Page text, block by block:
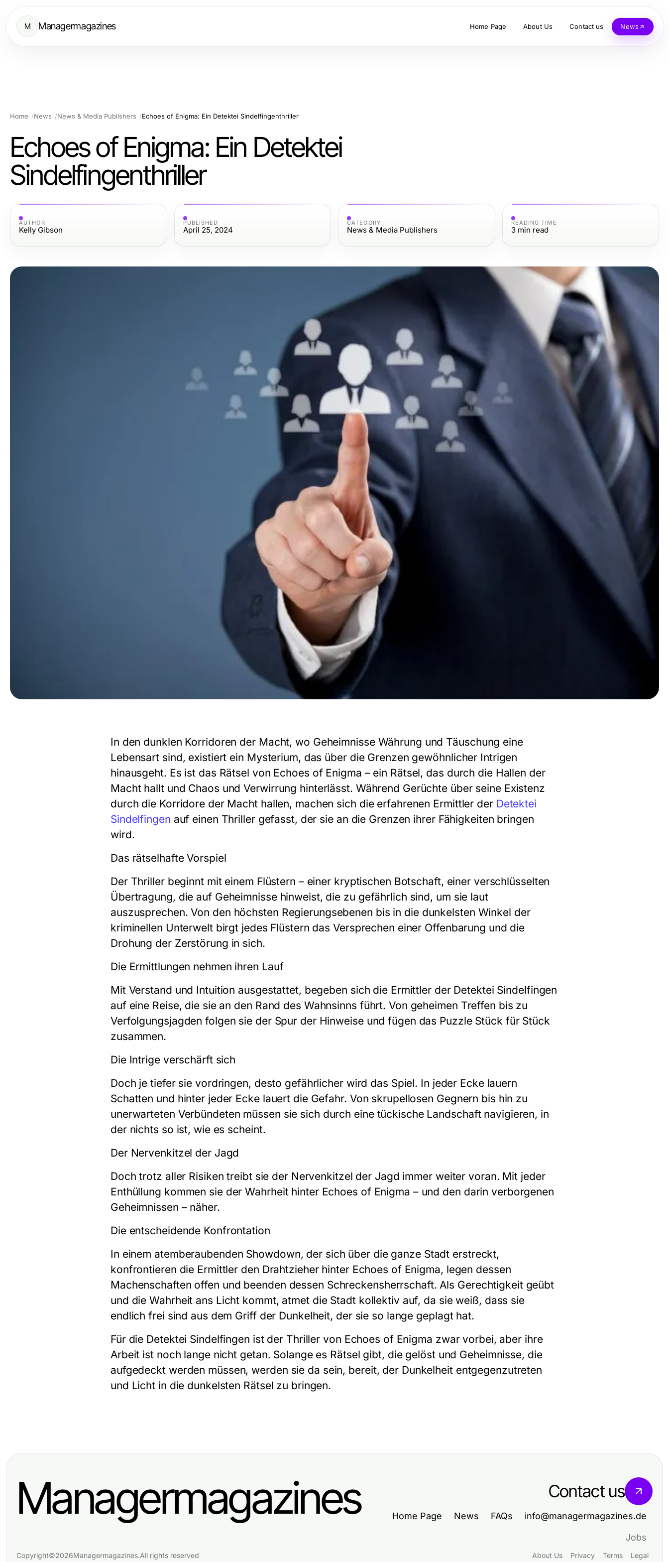
M Managermagazines Home Page About Us Contact us News
Home News News & Media Publishers Echoes of Enigma: Ein Detektei Sindelfingenthriller
Echoes of Enigma: Ein Detektei
Sindelfingenthriller
AUTHOR
Kelly Gibson
PUBLISHED
April 25, 2024
CATEGORY
News & Media Publishers
READING TIME
3 min read
In den dunklen Korridoren der Macht, wo Geheimnisse Währung und Täuschung eine
Lebensart sind, existiert ein Mysterium, das über die Grenzen gewöhnlicher Intrigen
hinausgeht. Es ist das Rätsel von Echoes of Enigma – ein Rätsel, das durch die Hallen der
Macht hallt und Chaos und Verwirrung hinterlässt. Während Gerüchte über seine Existenz
durch die Korridore der Macht hallen, machen sich die erfahrenen Ermittler der Detektei
Sindelfingen auf einen Thriller gefasst, der sie an die Grenzen ihrer Fähigkeiten bringen
wird.
Das rätselhafte Vorspiel
Der Thriller beginnt mit einem Flüstern – einer kryptischen Botschaft, einer verschlüsselten
Übertragung, die auf Geheimnisse hinweist, die zu gefährlich sind, um sie laut
auszusprechen. Von den höchsten Regierungsebenen bis in die dunkelsten Winkel der
kriminellen Unterwelt birgt jedes Flüstern das Versprechen einer Offenbarung und die
Drohung der Zerstörung in sich.
Die Ermittlungen nehmen ihren Lauf
Mit Verstand und Intuition ausgestattet, begeben sich die Ermittler der Detektei Sindelfingen
auf eine Reise, die sie an den Rand des Wahnsinns führt. Von geheimen Treffen bis zu
Verfolgungsjagden folgen sie der Spur der Hinweise und fügen das Puzzle Stück für Stück
zusammen.
Die Intrige verschärft sich
Doch je tiefer sie vordringen, desto gefährlicher wird das Spiel. In jeder Ecke lauern
Schatten und hinter jeder Ecke lauert die Gefahr. Von skrupellosen Gegnern bis hin zu
unerwarteten Verbündeten müssen sie sich durch eine tückische Landschaft navigieren, in
der nichts so ist, wie es scheint.
Der Nervenkitzel der Jagd
Doch trotz aller Risiken treibt sie der Nervenkitzel der Jagd immer weiter voran. Mit jeder
Enthüllung kommen sie der Wahrheit hinter Echoes of Enigma – und den darin verborgenen
Geheimnissen – näher.
Die entscheidende Konfrontation
In einem atemberaubenden Showdown, der sich über die ganze Stadt erstreckt,
konfrontieren die Ermittler den Drahtzieher hinter Echoes of Enigma, legen dessen
Machenschaften offen und beenden dessen Schreckensherrschaft. Als Gerechtigkeit geübt
und die Wahrheit ans Licht kommt, atmet die Stadt kollektiv auf, da sie weiß, dass sie
endlich frei sind aus dem Griff der Dunkelheit, der sie so lange geplagt hat.
Für die Detektei Sindelfingen ist der Thriller von Echoes of Enigma zwar vorbei, aber ihre
Arbeit ist noch lange nicht getan. Solange es Rätsel gibt, die gelöst und Geheimnisse, die
aufgedeckt werden müssen, werden sie da sein, bereit, der Dunkelheit entgegenzutreten
und Licht in die dunkelsten Rätsel zu bringen.
Managermagazines Contact us
Home Page News FAQs info@managermagazines.de
Jobs
Copyright©2026Managermagazines.All rights reserved About Us Privacy Terms Legal